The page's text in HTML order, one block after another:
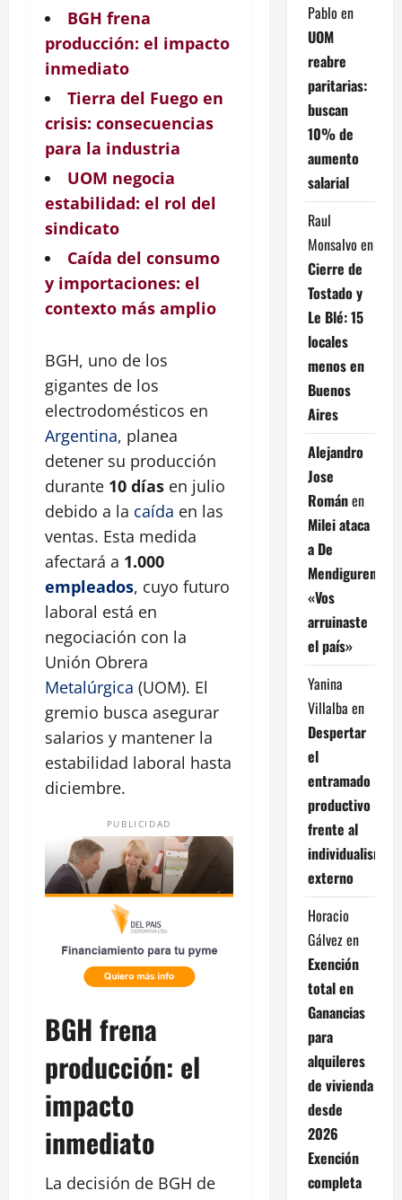
BGH frena
producción: el impacto
inmediato
Tierra del Fuego en
crisis: consecuencias
para la industria
UOM negocia
estabilidad: el rol del
sindicato
Caída del consumo
y importaciones: el
contexto más amplio
BGH, uno de los
gigantes de los
electrodomésticos en
Argentina, planea
detener su producción
durante 10 días en julio
debido a la caída en las
ventas. Esta medida
afectará a 1.000
empleados, cuyo futuro
laboral está en
negociación con la
Unión Obrera
Metalúrgica (UOM). El
gremio busca asegurar
salarios y mantener la
estabilidad laboral hasta
diciembre.
PUBLICIDAD
BGH frena
producción: el
impacto
inmediato
La decisión de BGH de
Pablo en
UOM
reabre
paritarias:
buscan
10% de
aumento
salarial
Raul
Monsalvo en
Cierre de
Tostado y
Le Blé: 15
locales
menos en
Buenos
Aires
Alejandro
Jose
Románen
Milei ataca
a De
Mendiguren:
«Vos
arruinaste
el país»
Yanina
Villalba en
Despertar
el
entramado
productivo
frente al
individualismo
externo
Horacio
Gálvezen
Exención
total en
Ganancias
para
alquileres
de vivienda
desde
2026
Exención
completa